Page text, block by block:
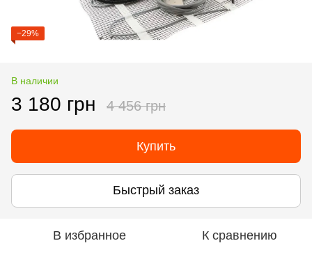
−29%
В наличии
3 180 грн 4 456 грн
Купить
Быстрый заказ
В избранное К сравнению